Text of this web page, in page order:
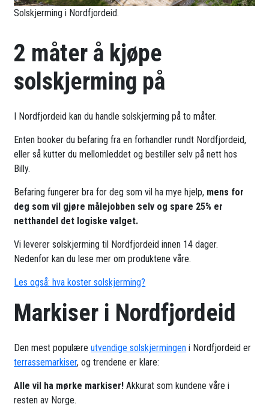
Solskjerming i Nordfjordeid.
2 måter å kjøpe
solskjerming på
I Nordfjordeid kan du handle solskjerming på to måter.
Enten booker du befaring fra en forhandler rundt Nordfjordeid,
eller så kutter du mellomleddet og bestiller selv på nett hos
Billy.
Befaring fungerer bra for deg som vil ha mye hjelp, mens for
deg som vil gjøre målejobben selv og spare 25% er
netthandel det logiske valget.
Vi leverer solskjerming til Nordfjordeid innen 14 dager.
Nedenfor kan du lese mer om produktene våre.
Les også: hva koster solskjerming?
Markiser i Nordfjordeid
Den mest populæreutvendige solskjermingen i Nordfjordeid er
terrassemarkiser, og trendene er klare:
Alle vil ha mørke markiser! Akkurat som kundene våre i
resten av Norge.